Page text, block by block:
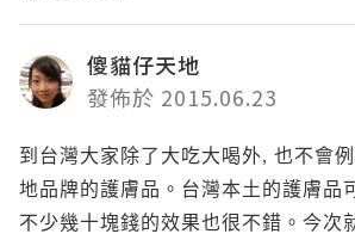
傻貓仔天地
發佈於 2015.06.23
到台灣大家除了大吃大喝外, 也不會
地品牌的護膚品。台灣本土的護膚品
不少幾十塊錢的效果也很不錯。今次